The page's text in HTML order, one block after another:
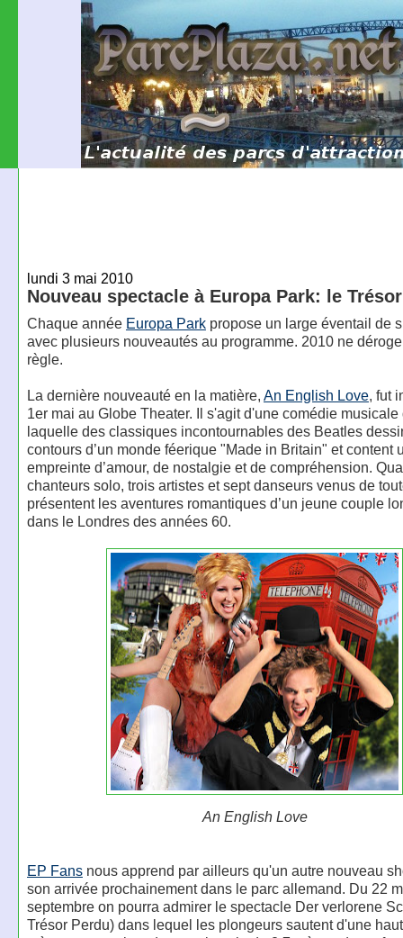
lundi 3 mai 2010
Nouveau spectacle à Europa Park: le
Chaque année Europa Parkpropose un large éventail de
avec plusieurs nouveautés au programme. 2010 ne
règle.
La dernière nouveauté en la matière, An English Love, fut
1er mai au Globe Theater. Il s'agit d'une comédie musicale
laquelle des classiques incontournables des Beatles
contours d’un monde féerique "Made in Britain" et content
empreinte d’amour, de nostalgie et de compréhension.
chanteurs solo, trois artistes et sept danseurs venus de
présentent les aventures romantiques d’un jeune couple
dans le Londres des années 60.
An English Love
EP Fansnous apprend par ailleurs qu'un autre nouveau
son arrivée prochainement dans le parc allemand. Du 22
septembre on pourra admirer le spectacle Der verlorene
Trésor Perdu) dans lequel les plongeurs sautent d'une